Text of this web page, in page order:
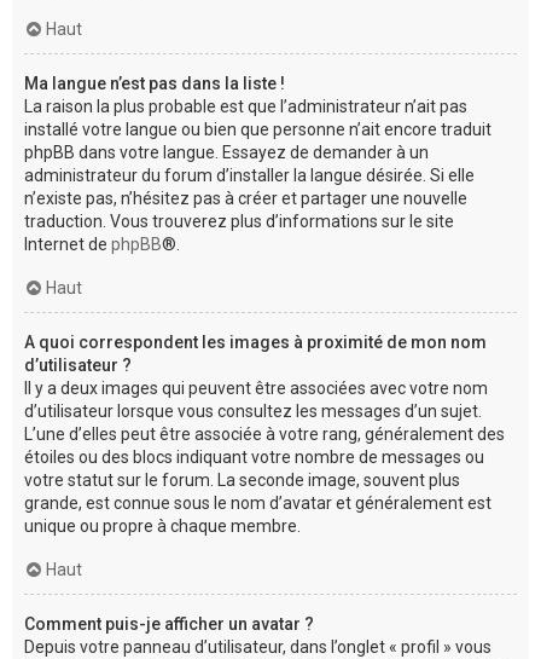
Haut
Ma langue n’est pas dans la liste !
La raison la plus probable est que l’administrateur n’ait pas
installé votre langue ou bien que personne n’ait encore traduit
phpBB dans votre langue. Essayez de demander à un
administrateur du forum d’installer la langue désirée. Si elle
n’existe pas, n’hésitez pas à créer et partager une nouvelle
traduction. Vous trouverez plus d’informations sur le site
Internet de phpBB®.
Haut
A quoi correspondent les images à proximité de mon nom
d’utilisateur ?
Il y a deux images qui peuvent être associées avec votre nom
d’utilisateur lorsque vous consultez les messages d’un sujet.
L’une d’elles peut être associée à votre rang, généralement des
étoiles ou des blocs indiquant votre nombre de messages ou
votre statut sur le forum. La seconde image, souvent plus
grande, est connue sous le nom d’avatar et généralement est
unique ou propre à chaque membre.
Haut
Comment puis-je afficher un avatar ?
Depuis votre panneau d’utilisateur, dans l’onglet « profil » vous